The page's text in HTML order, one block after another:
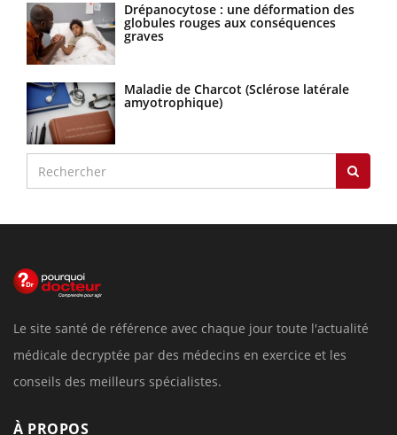
Drépanocytose : une déformation des
globules rouges aux conséquences
graves
Maladie de Charcot (Sclérose latérale
amyotrophique)
Le site santé de référence avec chaque jour toute l'actualité
médicale decryptée par des médecins en exercice et les
conseils des meilleurs spécialistes.
À PROPOS